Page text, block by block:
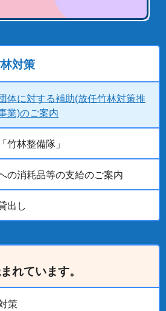
対策
体に対する補助(放任竹林対策推
業)のご案内
竹林整備隊」
の消耗品等の支給のご案内
出し
れています。
策